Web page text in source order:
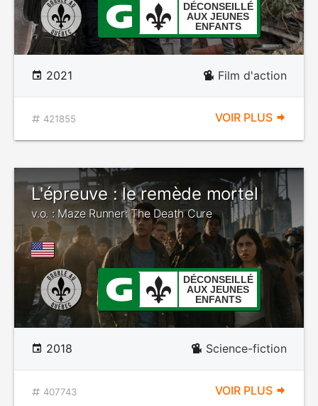
DÉCONSEILLÉ
AUX JEUNES
ENFANTS
2021 Film d'action
421855 VOIR PLUS
L'épreuve : le remède mortel
v.o. : Maze Runner: The Death Cure
DÉCONSEILLÉ
AUX JEUNES
ENFANTS
2018 Science-fiction
407743 VOIR PLUS